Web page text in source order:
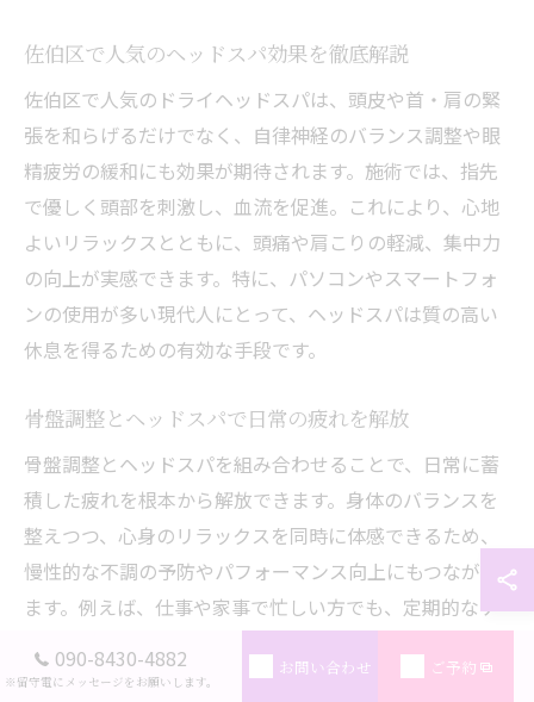
佐伯区で人気のヘッドスパ効果を徹底解説
佐伯区で人気のドライヘッドスパは、頭皮や首・肩の緊
張を和らげるだけでなく、自律神経のバランス調整や眼
精疲労の緩和にも効果が期待されます。施術では、指先
で優しく頭部を刺激し、血流を促進。これにより、心地
よいリラックスとともに、頭痛や肩こりの軽減、集中力
の向上が実感できます。特に、パソコンやスマートフォ
ンの使用が多い現代人にとって、ヘッドスパは質の高い
休息を得るための有効な手段です。
骨盤調整とヘッドスパで日常の疲れを解放
骨盤調整とヘッドスパを組み合わせることで、日常に蓄
積した疲れを根本から解放できます。身体のバランスを
整えつつ、心身のリラックスを同時に体感できるため、
慢性的な不調の予防やパフォーマンス向上にもつながり
ます。例えば、仕事や家事で忙しい方でも、定期的なケ
ストレス解消にも役立ちます。自分自身の健康管理の一
090-8430-4882
※留守電にメッセージをお願いします。
お問い合わせ ご予約